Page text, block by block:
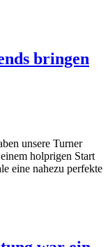
bringen
unsere Turner
holprigen Start
eine nahezu perfekte